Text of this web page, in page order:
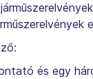
és egy